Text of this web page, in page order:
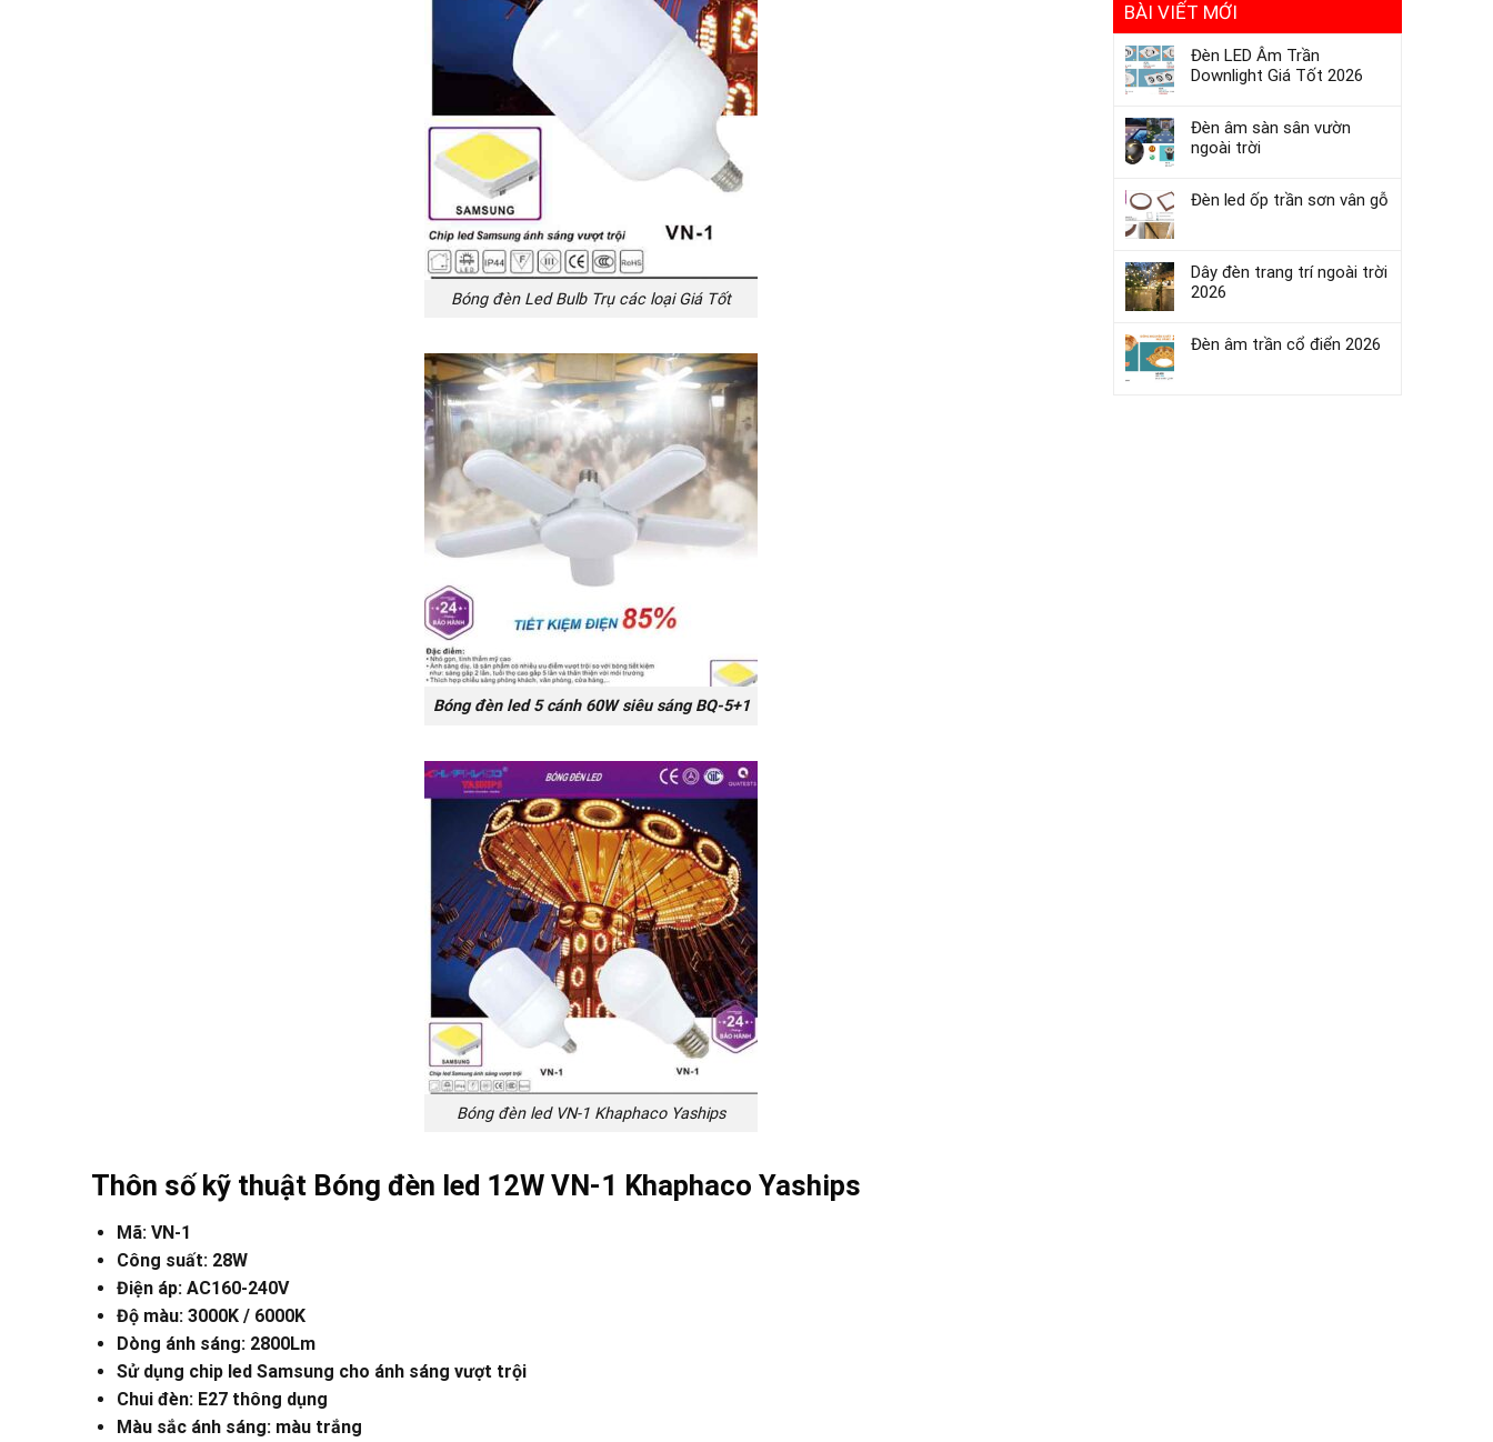
BÀI VIẾT MỚI
Đèn LED Âm Trần
Downlight Giá Tốt 2026
Đèn âm sàn sân vườn
ngoài trời
Đèn led ốp trần sơn vân gỗ
Dây đèn trang trí ngoài trời
2026
Đèn âm trần cổ điển 2026
Bóng đèn Led Bulb Trụ các loại Giá Tốt
Bóng đèn led 5 cánh 60W siêu sáng BQ-5+1
Bóng đèn led VN-1 Khaphaco Yaships
Thôn số kỹ thuật Bóng đèn led 12W VN-1 Khaphaco Yaships
Mã: VN-1
Công suất: 28W
Điện áp: AC160-240V
Độ màu: 3000K / 6000K
Dòng ánh sáng: 2800Lm
Sử dụng chip led Samsung cho ánh sáng vượt trội
Chui đèn: E27 thông dụng
Màu sắc ánh sáng: màu trắng